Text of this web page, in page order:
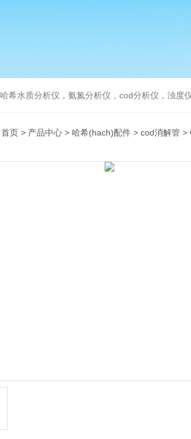
哈希水质分析仪，氨氮分析仪，cod分析仪，浊度
首页 > 产品中心 > 哈希(hach)配件 > cod消解管 >